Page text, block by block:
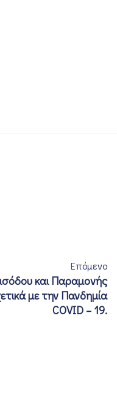
Επόμενο
και Παραμονής
με την Πανδημία
COVID – 19.